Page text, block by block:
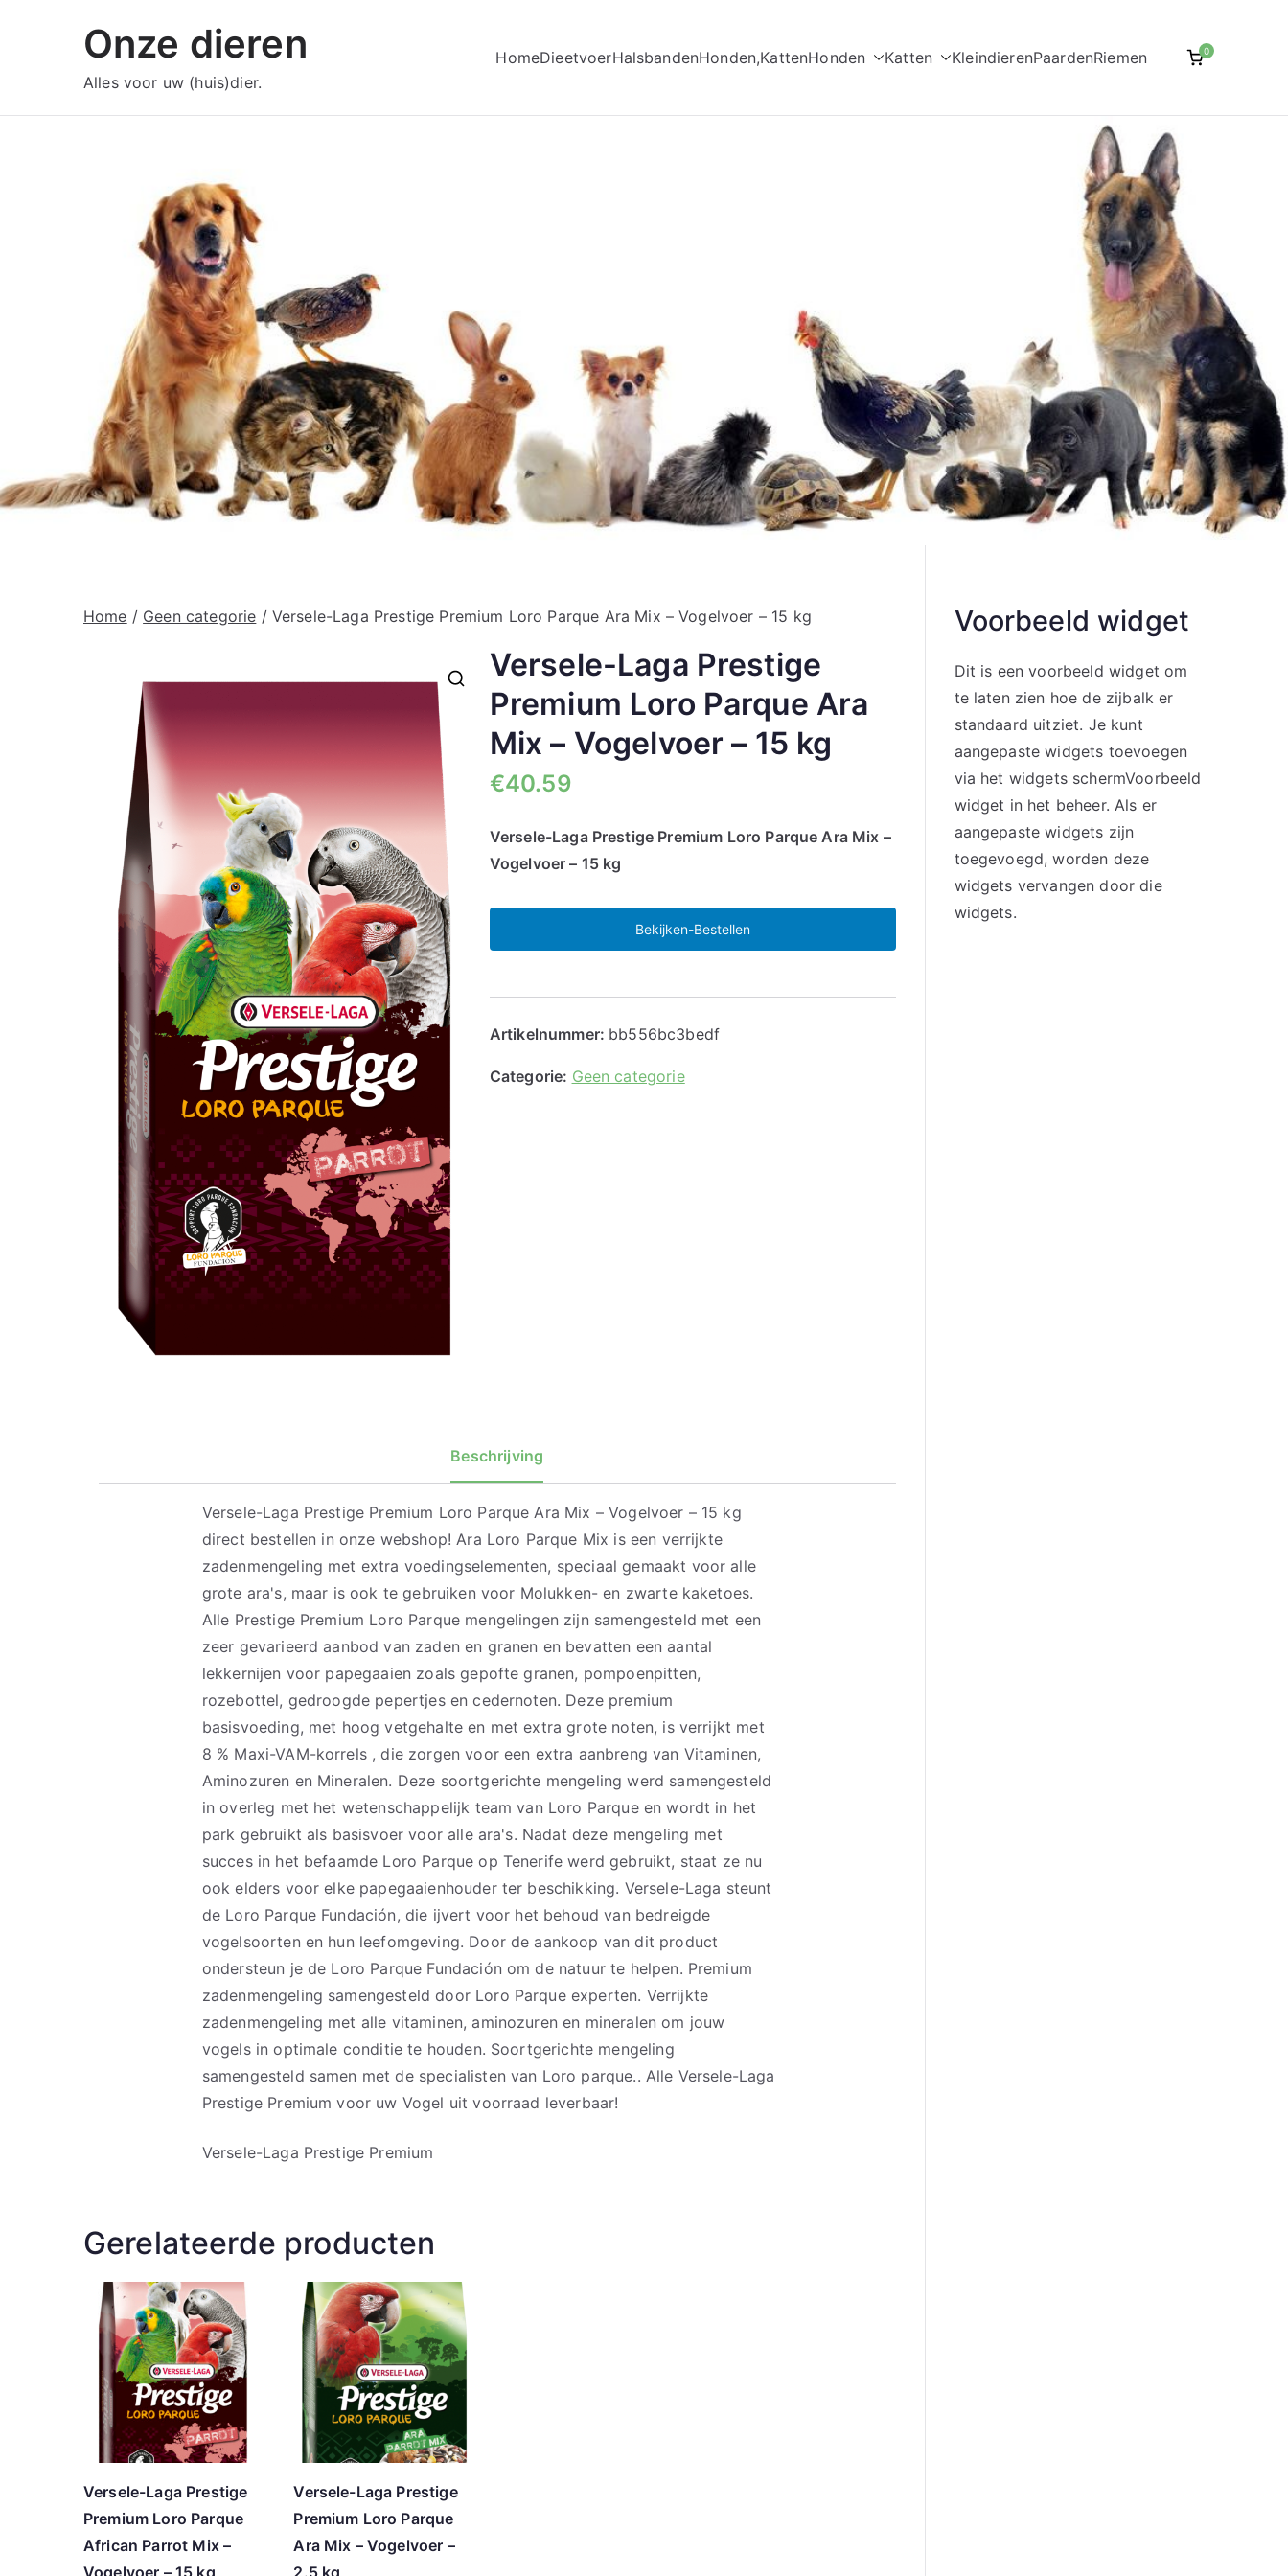
Onze dieren
Alles voor uw (huis)dier.
HomeDieetvoerHalsbandenHonden,KattenHonden Katten KleindierenPaardenRiemen 0
Home / Geen categorie / Versele-Laga Prestige Premium Loro Parque Ara Mix – Vogelvoer – 15 kg
🔍
Versele-Laga Prestige
Premium Loro Parque Ara
Mix – Vogelvoer – 15 kg
€40.59
Versele-Laga Prestige Premium Loro Parque Ara Mix –
Vogelvoer – 15 kg
Bekijken-Bestellen
Artikelnummer: bb556bc3bedf
Categorie: Geen categorie
Beschrijving
Versele-Laga Prestige Premium Loro Parque Ara Mix – Vogelvoer – 15 kg
direct bestellen in onze webshop! Ara Loro Parque Mix is een verrijkte
zadenmengeling met extra voedingselementen, speciaal gemaakt voor alle
grote ara's, maar is ook te gebruiken voor Molukken- en zwarte kaketoes.
Alle Prestige Premium Loro Parque mengelingen zijn samengesteld met een
zeer gevarieerd aanbod van zaden en granen en bevatten een aantal
lekkernijen voor papegaaien zoals gepofte granen, pompoenpitten,
rozebottel, gedroogde pepertjes en cedernoten. Deze premium
basisvoeding, met hoog vetgehalte en met extra grote noten, is verrijkt met
8 % Maxi-VAM-korrels , die zorgen voor een extra aanbreng van Vitaminen,
Aminozuren en Mineralen. Deze soortgerichte mengeling werd samengesteld
in overleg met het wetenschappelijk team van Loro Parque en wordt in het
park gebruikt als basisvoer voor alle ara's. Nadat deze mengeling met
succes in het befaamde Loro Parque op Tenerife werd gebruikt, staat ze nu
ook elders voor elke papegaaienhouder ter beschikking. Versele-Laga steunt
de Loro Parque Fundación, die ijvert voor het behoud van bedreigde
vogelsoorten en hun leefomgeving. Door de aankoop van dit product
ondersteun je de Loro Parque Fundación om de natuur te helpen. Premium
zadenmengeling samengesteld door Loro Parque experten. Verrijkte
zadenmengeling met alle vitaminen, aminozuren en mineralen om jouw
vogels in optimale conditie te houden. Soortgerichte mengeling
samengesteld samen met de specialisten van Loro parque.. Alle Versele-Laga
Prestige Premium voor uw Vogel uit voorraad leverbaar!
Versele-Laga Prestige Premium
Gerelateerde producten
Versele-Laga Prestige
Premium Loro Parque
African Parrot Mix –
Versele-Laga Prestige
Premium Loro Parque
Ara Mix – Vogelvoer –
Voorbeeld widget
Dit is een voorbeeld widget om
te laten zien hoe de zijbalk er
standaard uitziet. Je kunt
aangepaste widgets toevoegen
via het widgets schermVoorbeeld
widget in het beheer. Als er
aangepaste widgets zijn
toegevoegd, worden deze
widgets vervangen door die
widgets.